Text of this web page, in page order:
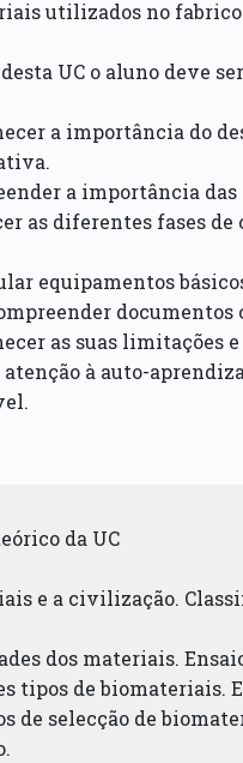
utilizados no
UC o aluno deve
a importância do
a importância
as diferentes fases
equipamentos
as suas limitações
atenção à auto-
da UC
e a civilização.
dos materiais.
tipos de biomateriais.
de selecção de